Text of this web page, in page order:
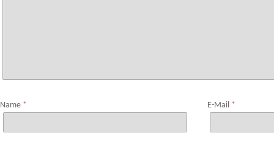
Name * E-Mail *